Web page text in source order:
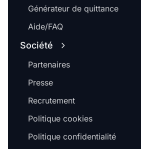
Générateur de quittance
Aide/FAQ
Société
Partenaires
Presse
Recrutement
Politique cookies
Politique confidentialité